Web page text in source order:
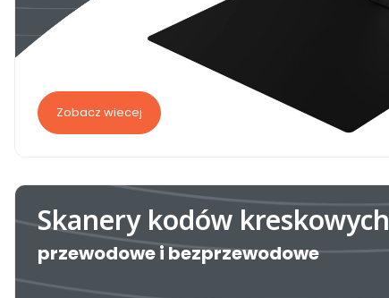
Zobacz wiecej
Skanery kodów kreskowych
przewodowe i bezprzewodowe